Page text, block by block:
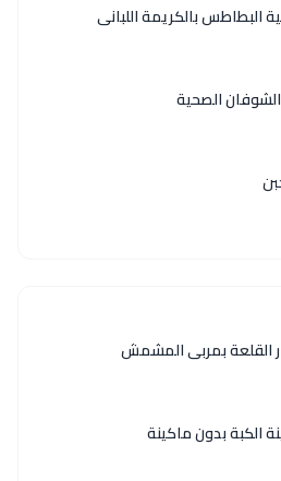
البطاطس بالكريمة اللبانى
الصحية
القلعة بمربى المشمش
الكبة بدون ماكينة